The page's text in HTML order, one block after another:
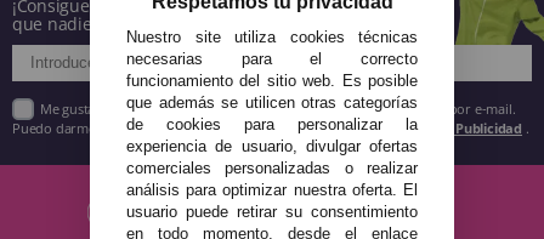
¡Consigue descuentos y entérate de todo antes
que nadie!
Me gustaría recibir descuentos exclusivos, novedades y tendencias por e-mail.
Puedo darme de baja cuando quiera según lo recogido en la Política de Publicidad .
Nuestro site utiliza cookies técnicas
necesarias para el correcto
funcionamiento del sitio web. Es posible
que además se utilicen otras categorías
de cookies para personalizar la
experiencia de usuario, divulgar ofertas
comerciales personalizadas o realizar
análisis para optimizar nuestra oferta. El
usuario puede retirar su consentimiento
en todo momento, desde el enlace